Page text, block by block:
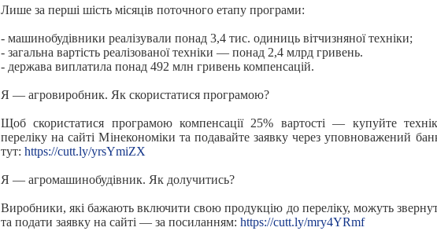
Лише за перші шість місяців поточного етапу програми:
- машинобудівники реалізували понад 3,4 тис. одиниць вітчизняної техніки;
- загальна вартість реалізованої техніки — понад 2,4 млрд гривень.
- держава виплатила понад 492 млн гривень компенсацій.
Я — агровиробник. Як скористатися програмою?
Щоб скористатися програмою компенсації 25% вартості — купуйте
переліку на сайті Мінекономіки та подавайте заявку через уповноважений
тут: https://cutt.ly/yrsYmiZX
Я — агромашинобудівник. Як долучитись?
Виробники, які бажають включити свою продукцію до переліку, можуть
та подати заявку на сайті — за посиланням: https://cutt.ly/mry4YRmf